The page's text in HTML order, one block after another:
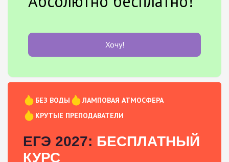
Хочу!
БЕЗ ВОДЫ
ЛАМПОВАЯ АТМОСФЕРА
КРУТЫЕ ПРЕПОДАВАТЕЛИ
ЕГЭ 2027: БЕСПЛАТНЫЙ
КУРС